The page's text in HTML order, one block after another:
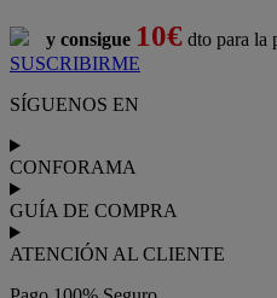
y consigue 10€ dto para la
SUSCRIBIRME
SÍGUENOS EN
CONFORAMA
GUÍA DE COMPRA
ATENCIÓN AL CLIENTE